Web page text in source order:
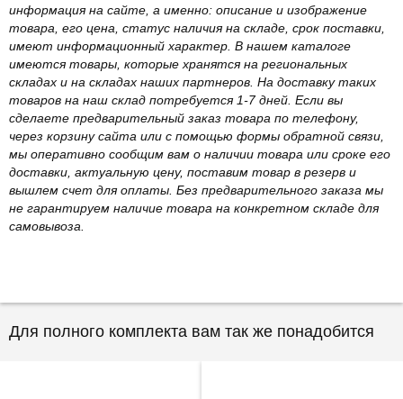
информация на сайте, а именно: описание и изображение
товара, его цена, статус наличия на складе, срок поставки,
имеют информационный характер. В нашем каталоге
имеются товары, которые хранятся на региональных
складах и на складах наших партнеров. На доставку таких
товаров на наш склад потребуется 1-7 дней. Если вы
сделаете предварительный заказ товара по телефону,
через корзину сайта или с помощью формы обратной связи,
мы оперативно сообщим вам о наличии товара или сроке его
доставки, актуальную цену, поставим товар в резерв и
вышлем счет для оплаты. Без предварительного заказа мы
не гарантируем наличие товара на конкретном складе для
самовывоза.
Для полного комплекта вам так же понадобится